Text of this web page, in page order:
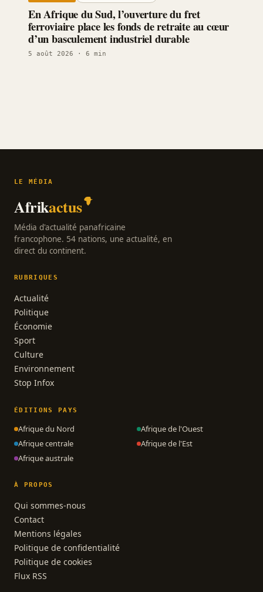
En Afrique du Sud, l’ouverture du fret
ferroviaire place les fonds de retraite au cœur
d’un basculement industriel durable
5 août 2026 · 6 min
LE MÉDIA
Afrikactus
Média d'actualité panafricaine
francophone. 54 nations, une actualité, en
direct du continent.
RUBRIQUES
Actualité
Politique
Économie
Sport
Culture
Environnement
Stop Infox
ÉDITIONS PAYS
Afrique du Nord
Afrique de l'Ouest
Afrique centrale
Afrique de l'Est
Afrique australe
À PROPOS
Qui sommes-nous
Contact
Mentions légales
Politique de confidentialité
Politique de cookies
Flux RSS